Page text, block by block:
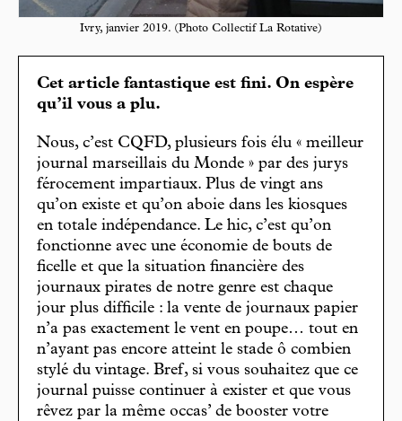
Ivry, janvier 2019. (Photo Collectif La Rotative)
Cet article fantastique est fini. On espère
qu’il vous a plu.
Nous, c’est CQFD, plusieurs fois élu « meilleur
journal marseillais du Monde » par des jurys
férocement impartiaux. Plus de vingt ans
qu’on existe et qu’on aboie dans les kiosques
en totale indépendance. Le hic, c’est qu’on
fonctionne avec une économie de bouts de
ficelle et que la situation financière des
journaux pirates de notre genre est chaque
jour plus difficile : la vente de journaux papier
n’a pas exactement le vent en poupe… tout en
n’ayant pas encore atteint le stade ô combien
stylé du vintage. Bref, si vous souhaitez que ce
journal puisse continuer à exister et que vous
rêvez par la même occas’ de booster votre